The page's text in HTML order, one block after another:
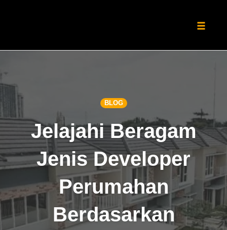
to
content
BLOG
Jelajahi Beragam
Jenis Developer
Perumahan
Berdasarkan